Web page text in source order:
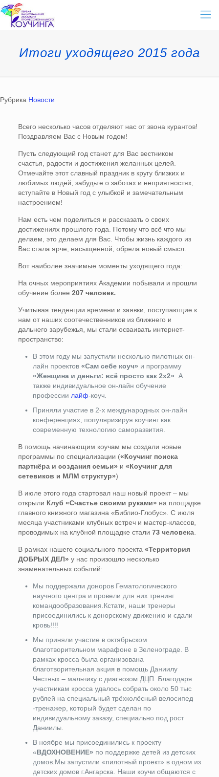
Итоги уходящего 2015 года
Рубрика Новости
Всего несколько часов отделяют нас от звона курантов!
Поздравляем Вас с Новым годом!
Пусть следующий год станет для Вас вестником
счастья, радости и достижения желанных целей.
Отмечайте этот славный праздник в кругу близких и
любимых людей, забудьте о заботах и неприятностях,
вступайте в Новый год с улыбкой и замечательным
настроением!
Нам есть чем поделиться и рассказать о своих
достижениях прошлого года. Потому что всё что мы
делаем, это делаем для Вас. Чтобы жизнь каждого из
Вас стала ярче, насыщенной, обрела новый смысл.
Вот наиболее значимые моменты уходящего года:
На очных мероприятиях Академии побывали и прошли
обучение более 207 человек.
Учитывая тенденции времени и заявки, поступающие к
нам от наших соотечественников из ближнего и
дальнего зарубежья, мы стали осваивать интернет-
пространство:
В этом году мы запустили несколько пилотных он-
лайн проектов «Сам себе коуч» и программу
«Женщина и деньги: всё просто как 2х2» . А
также индивидуальное он-лайн обучение
профессии лайф-коуч.
Приняли участие в 2-х международных он-лайн
конференциях, популяризируя коучинг как
современную технологию саморазвития.
В помощь начинающим коучам мы создали новые
программы по специализации («Коучинг поиска
партнёра и создания семьи» и «Коучинг для
сетевиков и МЛМ структур»)
В июле этого года стартовал наш новый проект – мы
открыли Клуб «Счастье своими руками» на площадке
главного книжного магазина «Библио-Глобус». С июля
месяца участниками клубных встреч и мастер-классов,
проводимых на клубной площадке стали 73 человека.
В рамках нашего социального проекта «Территория
ДОБРЫХ ДЕЛ» у нас произошло несколько
знаменательных событий:
Мы поддержали доноров Гематологического
научного центра и провели для них тренинг
командообразования.Кстати, наши тренеры
присоединились к донорскому движению и сдали
кровь!!!!
Мы приняли участие в октябрьском
благотворительном марафоне в Зеленограде. В
рамках кросса была организована
благотворительная акция в помощь Даниилу
Честных – мальчику с диагнозом ДЦП. Благодаря
участникам кросса удалось собрать около 50 тыс
рублей на специальный трёхколёсный велосипед
-тренажер, который будет сделан по
индивидуальному заказу, специально под рост
Даниилы.
В ноябре мы присоединились к проекту
«ВДОХНОВЕНИЕ» по поддержке детей из детских
домов.Мы запустили «пилотный проект» в одном из
детских домов г.Ангарска. Наши коучи общаются с